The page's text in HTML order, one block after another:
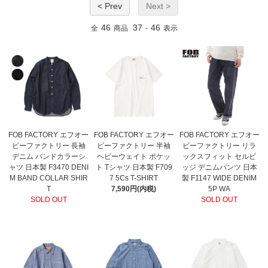
< Prev Next >
全 46 商品 37 - 46 表示
FOB FACTORY エフオー
ビーファクトリー 長袖
デニム バンドカラーシ
ャツ 日本製 F3470 DENI
M BAND COLLAR SHIR
T
SOLD OUT
FOB FACTORY エフオー
ビーファクトリー 半袖
ヘビーウェイト ポケッ
ト Tシャツ 日本製 F709
7 5Cs T-SHIRT
7,590円(内税)
FOB FACTORY エフオー
ビーファクトリー リラ
ックスフィット セルビ
ッジ デニムパンツ 日本
製 F1147 WIDE DENIM
5P WA
SOLD OUT